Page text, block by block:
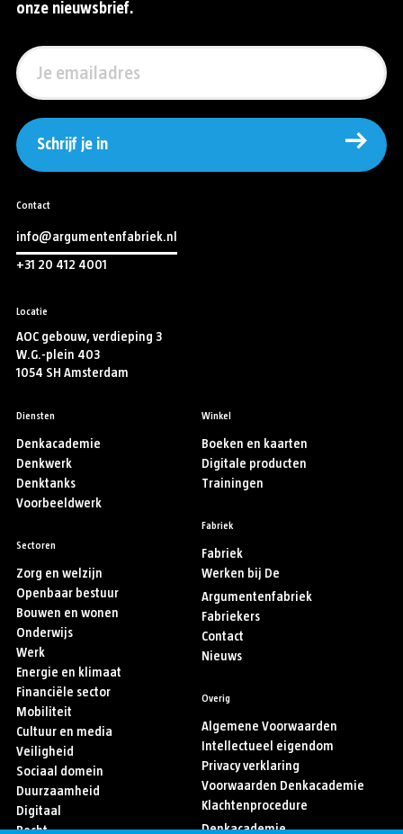
onze nieuwsbrief.
Schrijf je in
Contact
info@argumentenfabriek.nl
+31 20 412 4001
Locatie
AOC gebouw, verdieping 3
W.G.-plein 403
1054 SH Amsterdam
Diensten
Denkacademie
Denkwerk
Denktanks
Voorbeeldwerk
Sectoren
Zorg en welzijn
Openbaar bestuur
Bouwen en wonen
Onderwijs
Werk
Energie en klimaat
Financiële sector
Mobiliteit
Cultuur en media
Veiligheid
Sociaal domein
Duurzaamheid
Digitaal
Recht
Winkel
Boeken en kaarten
Digitale producten
Trainingen
Fabriek
Fabriek
Werken bij De
Argumentenfabriek
Fabriekers
Contact
Nieuws
Overig
Algemene Voorwaarden
Intellectueel eigendom
Privacy verklaring
Voorwaarden Denkacademie
Klachtenprocedure
Denkacademie